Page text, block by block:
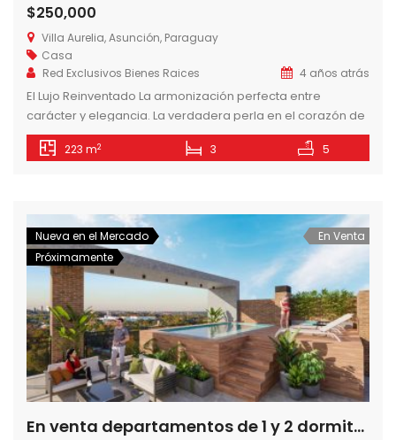
$250,000
Villa Aurelia, Asunción, Paraguay
Casa
Red Exclusivos Bienes Raices
4 años atrás
El Lujo Reinventado La armonización perfecta entre
carácter y elegancia. La verdadera perla en el corazón de
Villa Aurelia de Asunción. El significado del verdadero lujo
yace en tenerlo todo y esforzarse en lo mínimo, es por ello
223 m2 3 5
Nueva en el Mercado
Próximamente
En Venta
En venta departamentos de 1 y 2 dormitorios en Zuba VI, zona Cit, Luque-Paraguay